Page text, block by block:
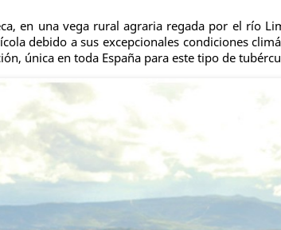
en una vega rural agraria regada por el río
debido a sus excepcionales condiciones
única en toda España para este tipo de